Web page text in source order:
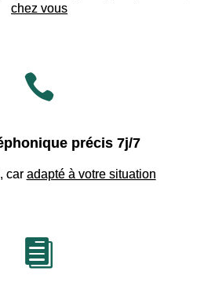
chez vous

précis 7j/7
car adapté à votre situation
